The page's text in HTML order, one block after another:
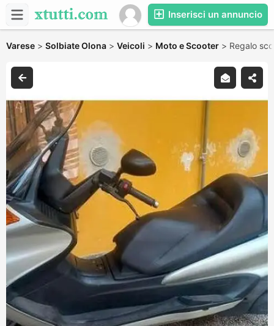
Inserisci un annuncio
Varese > Solbiate Olona > Veicoli > Moto e Scooter > Regalo